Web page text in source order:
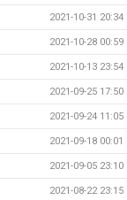
2021-10-31 20:34
2021-10-28 00:59
2021-10-13 23:54
2021-09-25 17:50
2021-09-24 11:05
2021-09-18 00:01
2021-09-05 23:10
2021-08-22 23:15